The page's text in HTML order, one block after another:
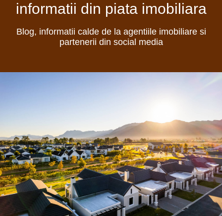
informatii din piata imobiliara
Blog, informatii calde de la agentiile imobiliare si
partenerii din social media